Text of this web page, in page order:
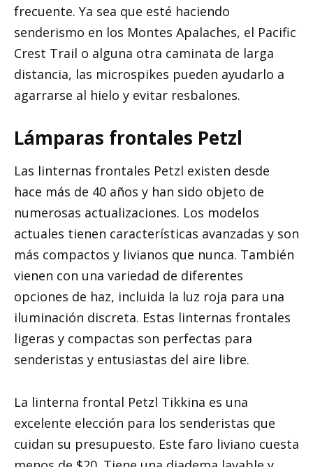
frecuente. Ya sea que esté haciendo
senderismo en los Montes Apalaches, el Pacific
Crest Trail o alguna otra caminata de larga
distancia, las microspikes pueden ayudarlo a
agarrarse al hielo y evitar resbalones.
Lámparas frontales Petzl
Las linternas frontales Petzl existen desde
hace más de 40 años y han sido objeto de
numerosas actualizaciones. Los modelos
actuales tienen características avanzadas y son
más compactos y livianos que nunca. También
vienen con una variedad de diferentes
opciones de haz, incluida la luz roja para una
iluminación discreta. Estas linternas frontales
ligeras y compactas son perfectas para
senderistas y entusiastas del aire libre.
La linterna frontal Petzl Tikkina es una
excelente elección para los senderistas que
cuidan su presupuesto. Este faro liviano cuesta